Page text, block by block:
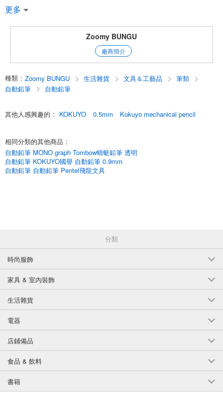
鉛芯。*請注意不要過度填充筆帽。
*筆袋外部尺寸：25（寬）X 200（高）
*外部尺寸（筆桿直徑*長度）：Φ9*145
English
更多
Zoomy BUNGU
廠商簡介
種類 : Zoomy BUNGU 生活雜貨 文具＆工藝品
筆類
自動鉛筆
自動鉛筆
其他人感興趣的 : KOKUYO 0.5mm Kokuyo mechanical pencil
相同分類的其他商品 :
自動鉛筆 MONO graph Tombow蜻蜓鉛筆 透明
自動鉛筆 KOKUYO國譽 自動鉛筆 0.9mm
自動鉛筆 自動鉛筆 Pentel飛龍文具
分類
時尚服飾
家具 & 室內裝飾
生活雜貨
電器
店鋪備品
食品 & 飲料
書籍